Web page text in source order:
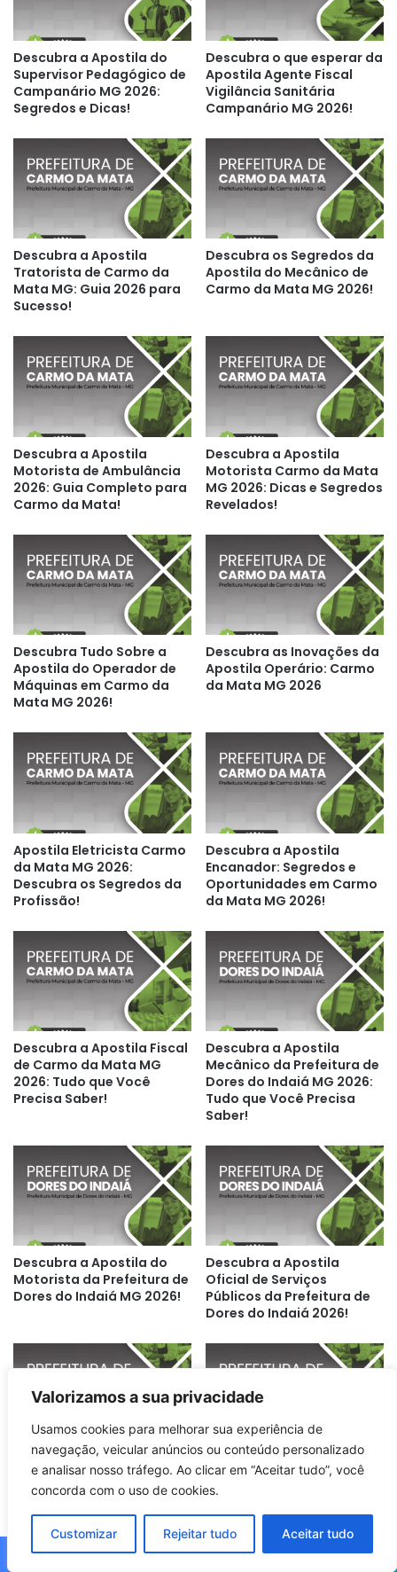
Valorizamos a sua privacidade
Usamos cookies para melhorar sua experiência de
navegação, veicular anúncios ou conteúdo personalizado
e analisar nosso tráfego. Ao clicar em “Aceitar tudo”, você
concorda com o uso de cookies.
Customizar Rejeitar tudo Aceitar tudo
Descubra a Apostila do
Supervisor Pedagógico de
Campanário MG 2026:
Segredos e Dicas!
Descubra o que esperar da
Apostila Agente Fiscal
Vigilância Sanitária
Campanário MG 2026!
Descubra a Apostila
Tratorista de Carmo da
Mata MG: Guia 2026 para
Sucesso!
Descubra os Segredos da
Apostila do Mecânico de
Carmo da Mata MG 2026!
Descubra a Apostila
Motorista de Ambulância
2026: Guia Completo para
Carmo da Mata!
Descubra a Apostila
Motorista Carmo da Mata
MG 2026: Dicas e Segredos
Revelados!
Descubra Tudo Sobre a
Apostila do Operador de
Máquinas em Carmo da
Mata MG 2026!
Descubra as Inovações da
Apostila Operário: Carmo
da Mata MG 2026
Apostila Eletricista Carmo
da Mata MG 2026:
Descubra os Segredos da
Profissão!
Descubra a Apostila
Encanador: Segredos e
Oportunidades em Carmo
da Mata MG 2026!
Descubra a Apostila Fiscal
de Carmo da Mata MG
2026: Tudo que Você
Precisa Saber!
Descubra a Apostila
Mecânico da Prefeitura de
Dores do Indaiá MG 2026:
Tudo que Você Precisa
Saber!
Descubra a Apostila do
Motorista da Prefeitura de
Dores do Indaiá MG 2026!
Descubra a Apostila
Oficial de Serviços
Públicos da Prefeitura de
Dores do Indaiá 2026!
Descubra a Apostila do
Operador de Máquinas:
Prefeitura Dores do Indaiá
MG 2026!
Apostila Coveiro 2026:
Prepare-se para o
Concurso da Prefeitura
Dores do Indaiá MG!